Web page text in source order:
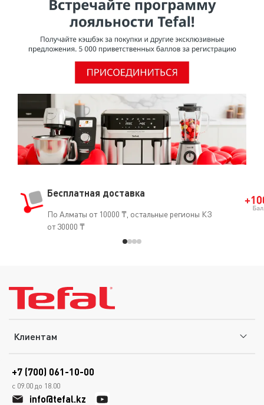
Бесплатная доставка
По Алматы от 10000 ₸, остальные регионы КЗ
от 30000 ₸
Клиентам
+7 (700) 061-10-00
с 09.00 до 18.00
info@tefal.kz